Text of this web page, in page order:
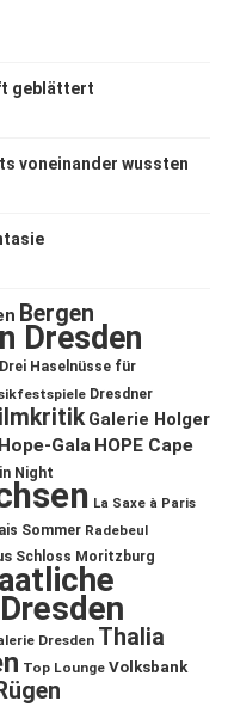
geblättert
voneinander wussten
Bergen
Dresden
Drei Haselnüsse für
Dresdner
Galerie Holger
Hope-Gala HOPE Cape
Night
La Saxe à Paris
Sommer Radebeul
Schloss Moritzburg
Dresden Thalia
Top Lounge Volksbank